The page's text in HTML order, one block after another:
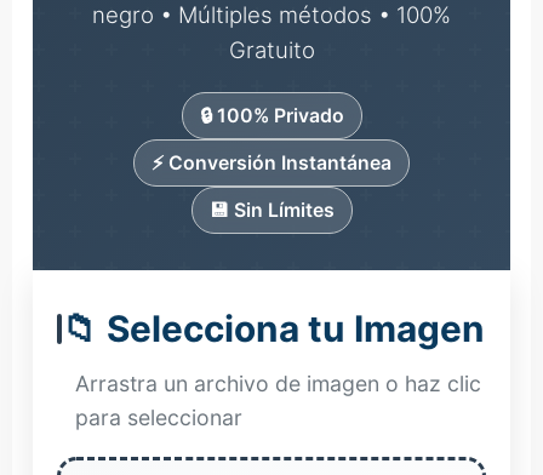
negro • Múltiples métodos • 100%
Gratuito
🔒 100% Privado
⚡ Conversión Instantánea
💾 Sin Límites
📁 Selecciona tu Imagen
Arrastra un archivo de imagen o haz clic
para seleccionar